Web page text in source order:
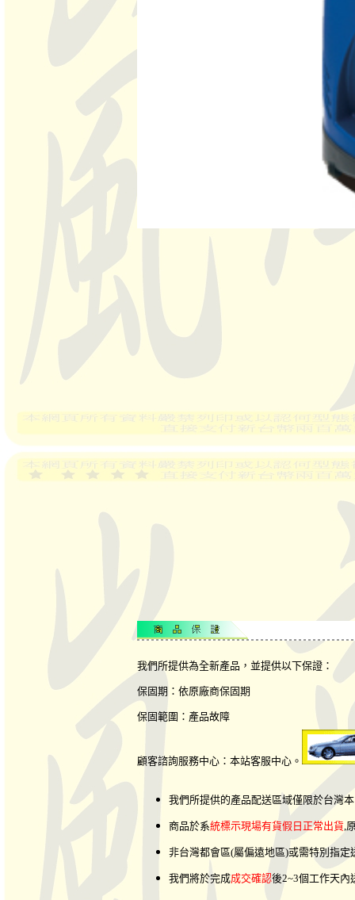
我們所提供為全新產品，並提供以下保證：
保固期：依原廠商保固期
保固範圍：產品故障
顧客諮詢服務中心：本站客服中心。
我們所提供的產品配送區域僅限於台灣
商品於系統標示現場有貨假日正常出貨,
非台灣都會區(屬偏遠地區)或需特別指
我們將於完成成交確認後2~3個工作天內